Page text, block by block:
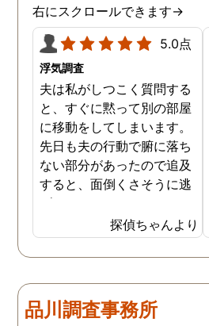
右にスクロールできます→
5.0点
浮気調査
夫は私がしつこく質問する
と、すぐに黙って別の部屋
に移動をしてしまいます。
先日も夫の行動で腑に落ち
ない部分があったので追及
すると、面倒くさそうに逃
げてしまいました。そこで
探偵に夫の行動について調
査をしてもらうと、やはり
私の想像通り女と頻繁に会
た。さらに探偵が入手した
証拠から二人が肉体関係を
探偵ちゃんより
品川調査事務所